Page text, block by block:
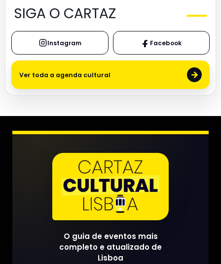
SIGA O CARTAZ
Instagram Facebook
Ver toda a agenda cultural →
O guia de eventos mais
completo e atualizado de
Lisboa